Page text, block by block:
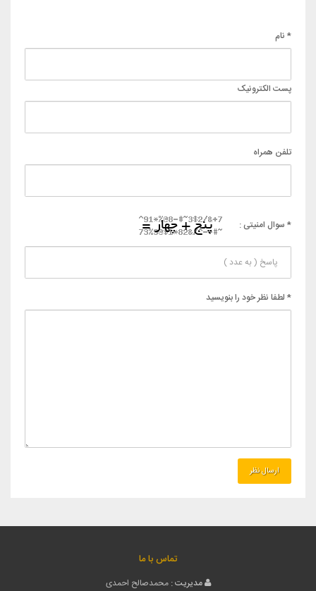
* نام
پست الکترونیک
تلفن همراه
* سوال امنیتی :
* لطفا نظر خود را بنویسید
تماس با ما
مدیریت : محمدصالح احمدی